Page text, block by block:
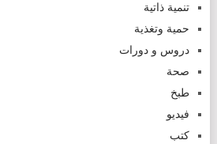
تنمية ذاتية
حمية وتغذية
دروس و دورات
صحة
طبخ
فيديو
كتب